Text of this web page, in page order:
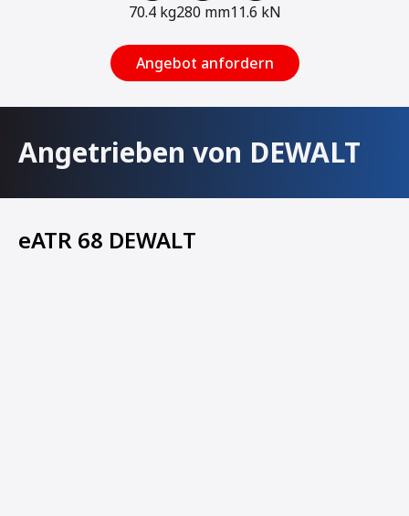
70.4 kg280 mm11.6 kN
Angebot anfordern
Angetrieben von DEWALT
eATR 68 DEWALT